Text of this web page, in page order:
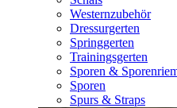
Westernzubehör
Dressurgerten
Springgerten
Trainingsgerten
Sporen &
Sporen
Spurs & Straps